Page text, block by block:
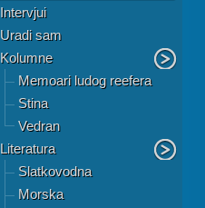
Intervjui
Uradi sam
Kolumne
Memoari ludog reefera
Stina
Vedran
Literatura
Slatkovodna
Morska